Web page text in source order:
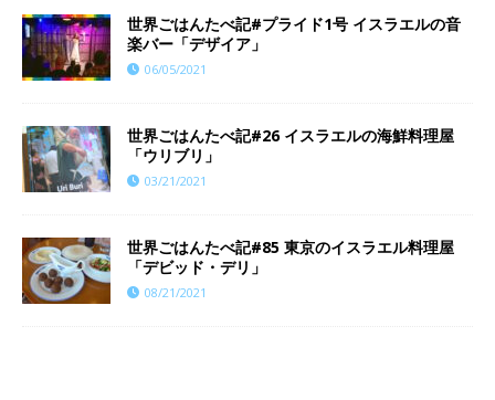
世界ごはんたべ記#プライド1号 イスラエルの音
楽バー「デザイア」
06/05/2021
世界ごはんたべ記#26 イスラエルの海鮮料理屋
「ウリブリ」
03/21/2021
世界ごはんたべ記#85 東京のイスラエル料理屋
「デビッド・デリ」
08/21/2021